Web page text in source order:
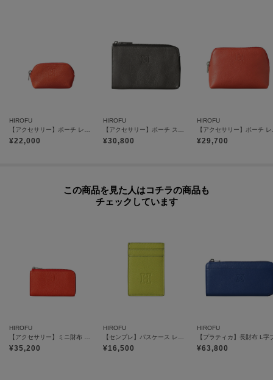
金具には、ジュエリーにも使用される高品質なパラディウムメッキを施して
います。世界のメゾンブランドでも採用されるほどのグレードを誇り、傷や
くすみに強く、澄んだ上品な光沢が長く続きます。
滑らかな操作性や美しい光沢が特徴。
オンラインサイトの各アイテムにある「ハートマーク」をクリックして簡単
※商品ご購入時にお渡しするお買上げ証明書にお取り扱い上のご注意とお手
※照明の関係により、実際よりも色味が違って見える場合があります。ま
た、パソコン・スマートフォンなどの環境により、若干製品と画像のカラー
HIROFU
¥22,000
HIROFU
¥30,800
HIROFU
¥29,700
この商品を見た人はコチラの商品も
チェックしています
HIROFU
【アクセサリー】ミニ財布 キーリング付き レザー コンパクト カードケース 本革（商品番号P25-65506）
¥35,200
HIROFU
【センプレ】パスケース レザー 本革（商品番号：P25-50002）
¥16,500
HIROFU
¥63,800